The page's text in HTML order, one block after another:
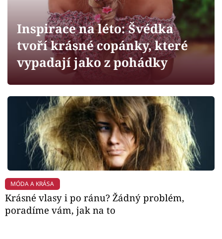
Sledujte prima+
Filmový festival Karlovy Vary
Mámy sobě
Přihlášení
Sledujte nás
Inspirace na léto: Švédka
tvoří krásné copánky, které
vypadají jako z pohádky
MÓDA A KRÁSA
Krásné vlasy i po ránu? Žádný problém,
poradíme vám, jak na to